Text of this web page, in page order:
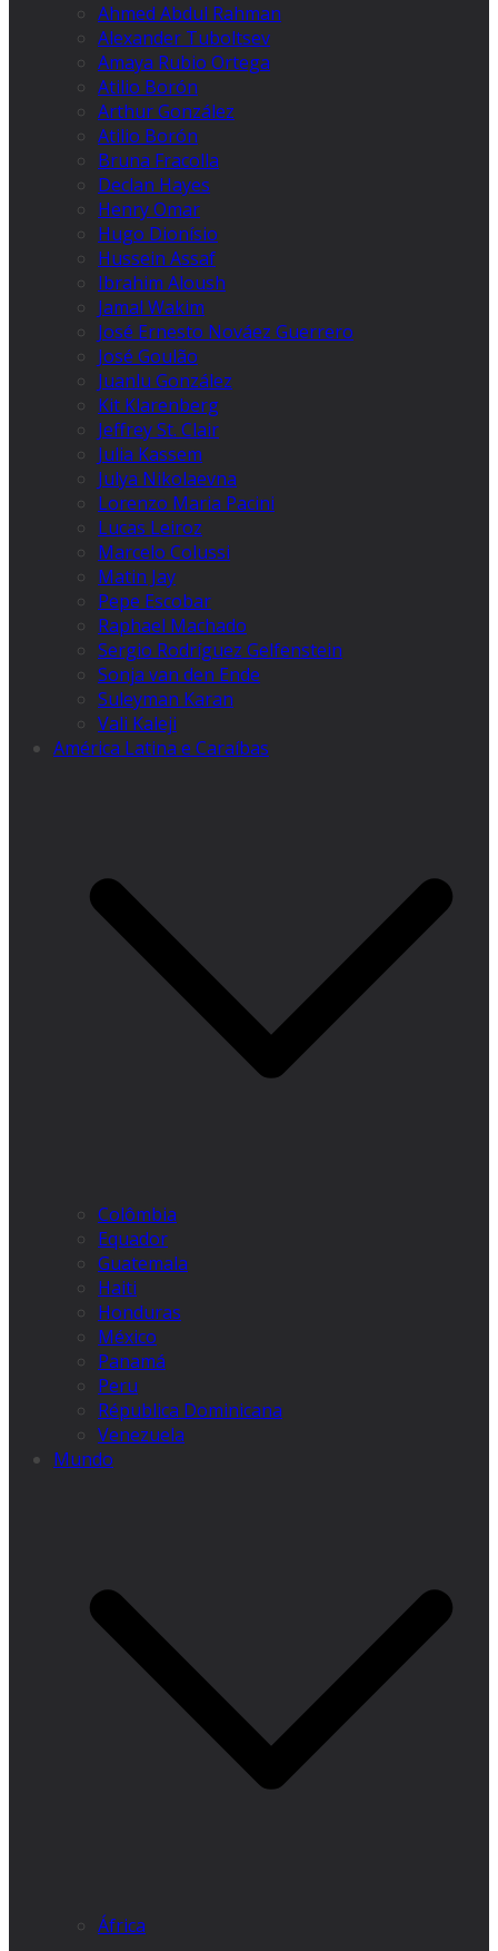
Ahmed Abdul Rahman
Alexander Tuboltsev
Amaya Rubio Ortega
Atilio Borón
Arthur González
Atilio Borón
Bruna Fracolla
Declan Hayes
Henry Omar
Hugo Dionísio
Hussein Assaf
Ibrahim Aloush
Jamal Wakim
José Ernesto Nováez Guerrero
José Goulão
Juanlu González
Kit Klarenberg
Jeffrey St. Clair
Julia Kassem
Julya Nikolaevna
Lorenzo Maria Pacini
Lucas Leiroz
Marcelo Colussi
Matin Jay
Pepe Escobar
Raphael Machado
Sergio Rodríguez Gelfenstein
Sonja van den Ende
Suleyman Karan
Vali Kaleji
América Latina e Caraíbas
Colômbia
Equador
Guatemala
Haiti
Honduras
México
Panamá
Peru
Républica Dominicana
Venezuela
Mundo
África